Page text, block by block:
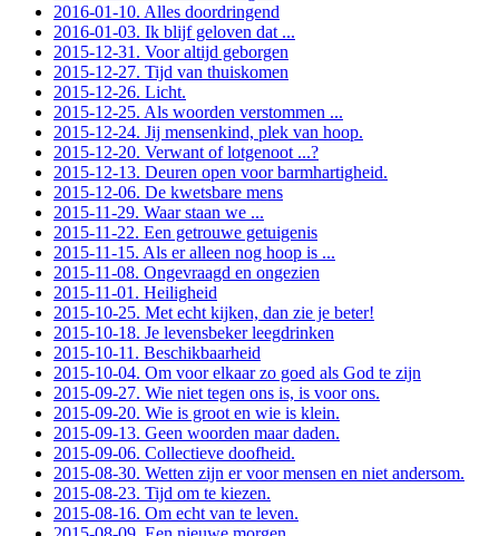
2016-01-10. Alles doordringend
2016-01-03. Ik blijf geloven dat ...
2015-12-31. Voor altijd geborgen
2015-12-27. Tijd van thuiskomen
2015-12-26. Licht.
2015-12-25. Als woorden verstommen ...
2015-12-24. Jij mensenkind, plek van hoop.
2015-12-20. Verwant of lotgenoot ...?
2015-12-13. Deuren open voor barmhartigheid.
2015-12-06. De kwetsbare mens
2015-11-29. Waar staan we ...
2015-11-22. Een getrouwe getuigenis
2015-11-15. Als er alleen nog hoop is ...
2015-11-08. Ongevraagd en ongezien
2015-11-01. Heiligheid
2015-10-25. Met echt kijken, dan zie je beter!
2015-10-18. Je levensbeker leegdrinken
2015-10-11. Beschikbaarheid
2015-10-04. Om voor elkaar zo goed als God te zijn
2015-09-27. Wie niet tegen ons is, is voor ons.
2015-09-20. Wie is groot en wie is klein.
2015-09-13. Geen woorden maar daden.
2015-09-06. Collectieve doofheid.
2015-08-30. Wetten zijn er voor mensen en niet andersom.
2015-08-23. Tijd om te kiezen.
2015-08-16. Om echt van te leven.